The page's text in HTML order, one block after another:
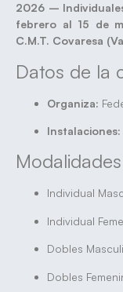
2026 –
febrero al 15 de
C.M.T. Covaresa
Datos de la
Organiza:
Instalaciones:
Modalidades
Individual
Individual
Dobles
Dobles